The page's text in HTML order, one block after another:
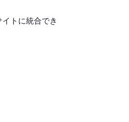
トに統合でき